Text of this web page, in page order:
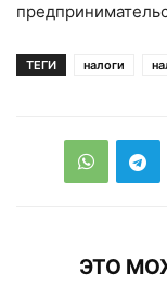
ТЕГИ налоги
ЭТО